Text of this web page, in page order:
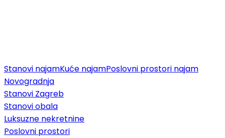
Stanovi najamKuće najamPoslovni prostori najam
Novogradnja
Stanovi Zagreb
Stanovi obala
Luksuzne nekretnine
Poslovni prostori